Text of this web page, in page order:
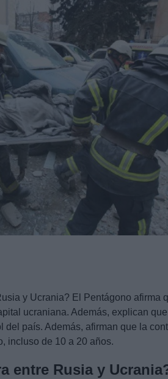
y Ucrania? El Pentágono afirma
ucraniana. Además, explican
del país. Además, afirman que la
incluso de 10 a 20 años.
entre Rusia y